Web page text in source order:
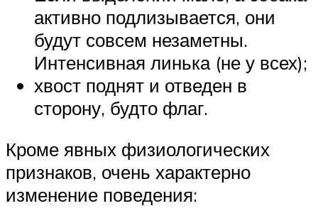
активно подлизывается, они
будут совсем незаметны.
Интенсивная линька (не у всех);
хвост поднят и отведен в
сторону, будто флаг.
Кроме явных физиологических
признаков, очень характерно
изменение поведения: